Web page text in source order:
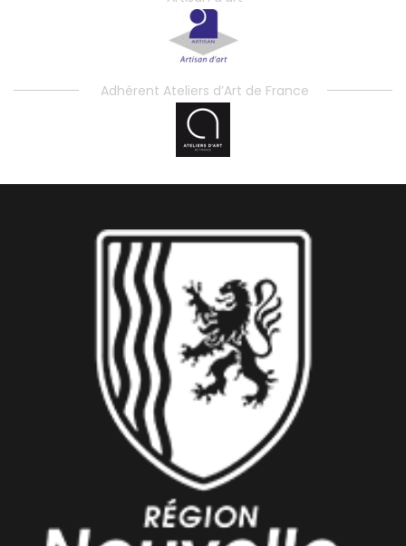
Adhérent Ateliers d’Art de France